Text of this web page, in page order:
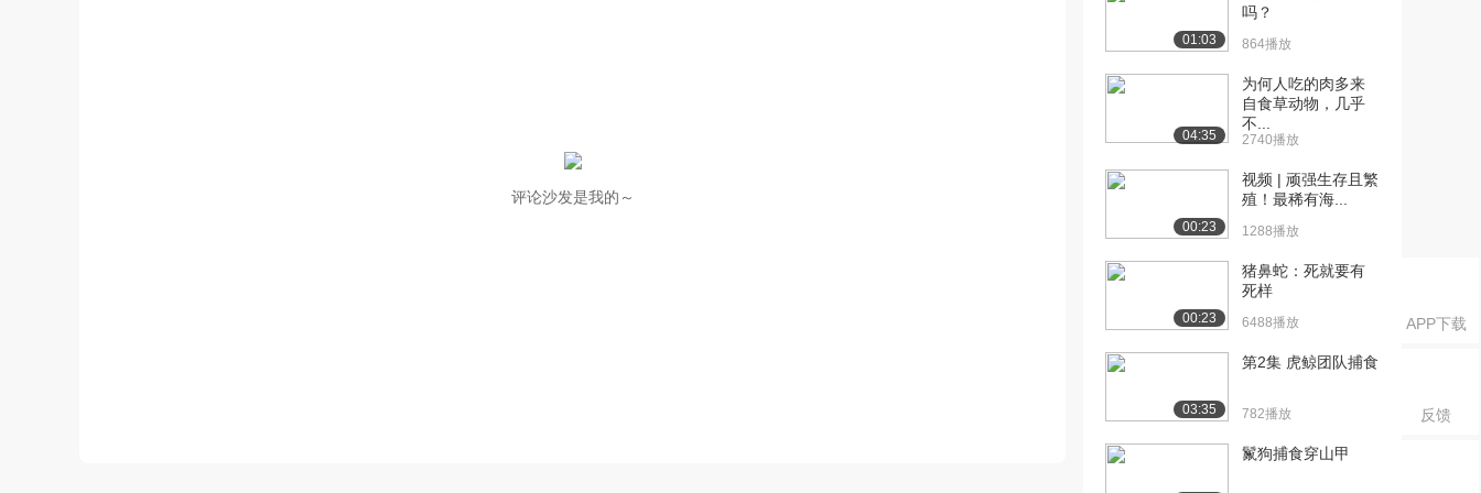
APP下载
反馈
评论沙发是我的～
01:03
吗？
864播放
04:35
为何人吃的肉多来
自食草动物，几乎
不...
2740播放
00:23
视频 | 顽强生存且繁
殖！最稀有海...
1288播放
00:23
猪鼻蛇：死就要有
死样
6488播放
03:35
第2集 虎鲸团队捕食
782播放
鬣狗捕食穿山甲